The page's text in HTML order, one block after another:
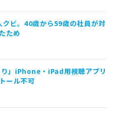
クビ。40歳から59歳の社員が対
ため
」iPhone・iPad用視聴アプリ
ール不可